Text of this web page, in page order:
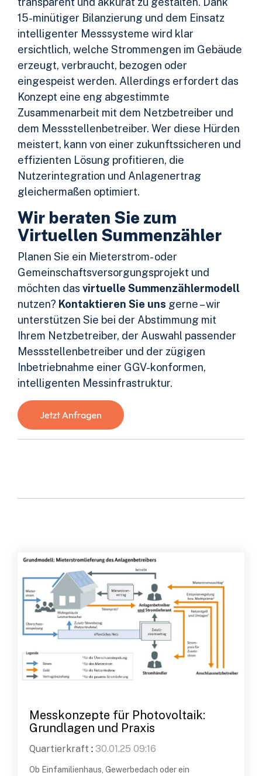
15-minütiger Bilanzierung und dem Einsatz
intelligenter Messsysteme wird klar
ersichtlich, welche Strommengen im Gebäude
erzeugt, verbraucht, bezogen oder
eingespeist werden. Allerdings erfordert das
Konzept eine eng abgestimmte
Zusammenarbeit mit dem Netzbetreiber und
dem Messstellenbetreiber. Wer diese Hürden
meistert, kann von einer zukunftssicheren und
effizienten Lösung profitieren, die
Nutzerintegration und Anlagenertrag
gleichermaßen optimiert.
Wir beraten Sie zum
Virtuellen Summenzähler
Planen Sie ein Mieterstrom- oder
Gemeinschaftsversorgungsprojekt und
möchten das virtuelle Summenzählermodell
nutzen? Kontaktieren Sie uns gerne – wir
unterstützen Sie bei der Abstimmung mit
Ihrem Netzbetreiber, der Auswahl passender
Messstellenbetreiber und der zügigen
Inbetriebnahme einer GGV-konformen,
intelligenten Messinfrastruktur.
Messkonzepte für Photovoltaik:
Grundlagen und Praxis
Quartierkraft : 30.01.25 09:16
Ob Einfamilienhaus, Gewerbedach oder ein